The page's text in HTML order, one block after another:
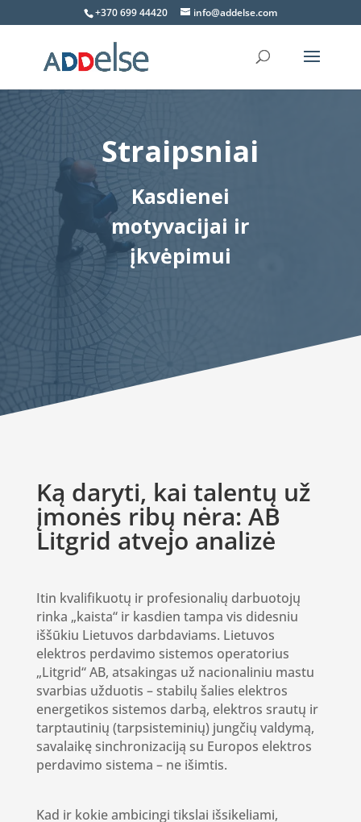
+370 699 44420 info@addelse.com
Straipsniai
Kasdienei
motyvacijai ir
įkvėpimui
Ką daryti, kai talentų už
įmonės ribų nėra: AB
Litgrid atvejo analizė
Itin kvalifikuotų ir profesionalių darbuotojų
rinka „kaista“ ir kasdien tampa vis didesniu
iššūkiu Lietuvos darbdaviams. Lietuvos
elektros perdavimo sistemos operatorius
„Litgrid“ AB, atsakingas už nacionaliniu mastu
svarbias užduotis – stabilų šalies elektros
energetikos sistemos darbą, elektros srautų ir
tarptautinių (tarpsisteminių) jungčių valdymą,
savalaikę sinchronizaciją su Europos elektros
perdavimo sistema – ne išimtis.
Kad ir kokie ambicingi tikslai išsikeliami,